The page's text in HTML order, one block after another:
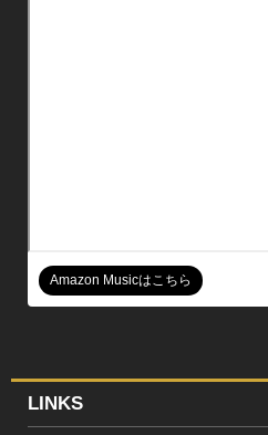
Amazon Musicはこちら
LINKS